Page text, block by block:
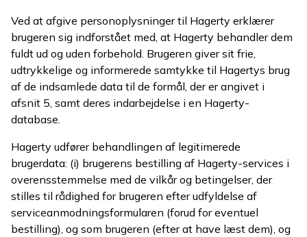
Ved at afgive personoplysninger til Hagerty erklærer
brugeren sig indforstået med, at Hagerty behandler dem
fuldt ud og uden forbehold. Brugeren giver sit frie,
udtrykkelige og informerede samtykke til Hagertys brug
af de indsamlede data til de formål, der er angivet i
afsnit 5, samt deres indarbejdelse i en Hagerty-
database.
Hagerty udfører behandlingen af legitimerede
brugerdata: (i) brugerens bestilling af Hagerty-services i
overensstemmelse med de vilkår og betingelser, der
stilles til rådighed for brugeren efter udfyldelse af
serviceanmodningsformularen (forud for eventuel
bestilling), og som brugeren (efter at have læst dem), og